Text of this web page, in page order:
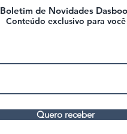
Boletim de Novidades
Conteúdo exclusivo para você
Quero receber